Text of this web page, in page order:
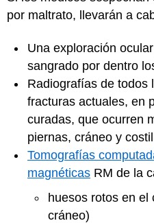
por maltrato, llevarán a
Una exploración
sangrado por dentro
Radiografías de todos
fracturas actuales, en
curadas, que ocurren
piernas, cráneo y
Tomografías
magnéticas RM de la
huesos rotos en el
cráneo)